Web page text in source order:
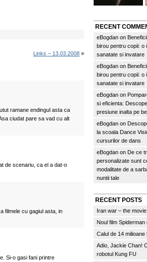
Links – 13.03.2008 »
ramane endingul asta ca
ciudat pare sa vad cu alt
de scenariu, ca el a dat-o
filmele cu gagiul asta, in
Si-o gasi fani printre
RECENT
eBogdan on
birou pentru copii: o
sanatate si invatare
eBogdan on
birou pentru copii: o
sanatate si invatare
eBogdan on
si eficienta:
presiune inalta pe
eBogdan on
la scoala Dance
cursurilor de dans
eBogdan on De ce
personalizate sunt
modalitate de a
nuntii tale
RECENT POSTS
Iran war – the movie
Noul film
Calul de 14 milioane
Adio, Jackie Chan!
robotul Kung FU